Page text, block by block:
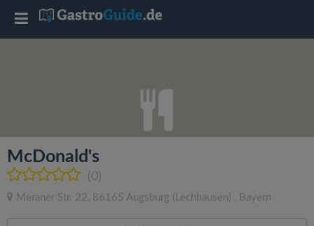
McDonald's
(0)
Meraner Str. 22, 86165 Augsburg (Lechhausen) , Bayern
T
l
e